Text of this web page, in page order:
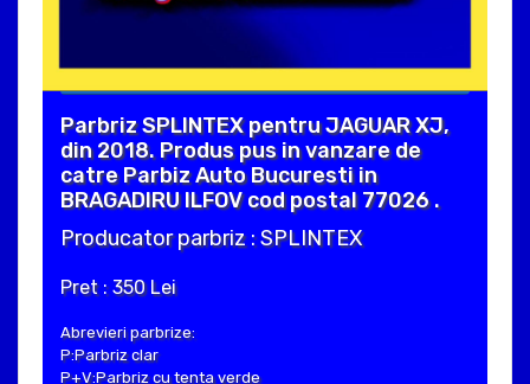
Parbriz SPLINTEX pentru JAGUAR XJ,
din 2018. Produs pus in vanzare de
catre Parbiz Auto Bucuresti in
BRAGADIRU ILFOV cod postal 77026 .
Producator parbriz : SPLINTEX
Pret : 350 Lei
Abrevieri parbrize:
P:Parbriz clar
P+V:Parbriz cu tenta verde